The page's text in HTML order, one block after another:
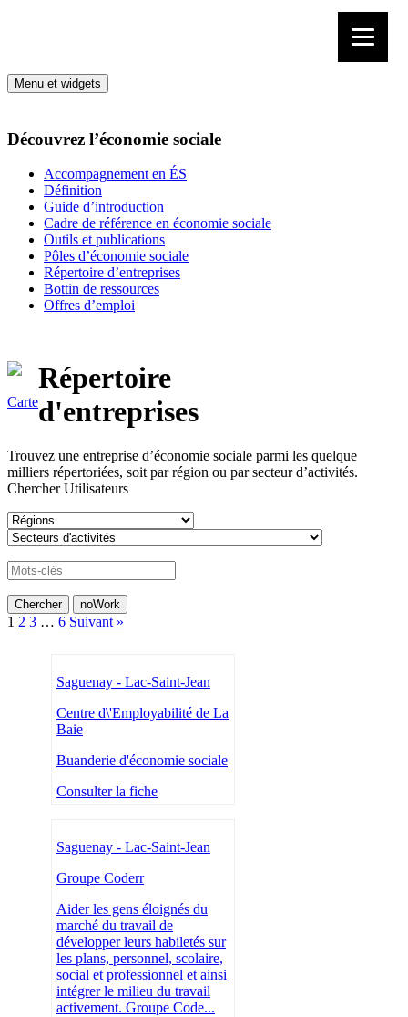
Menu et widgets
Découvrez l’économie sociale
Accompagnement en ÉS
Définition
Guide d’introduction
Cadre de référence en économie sociale
Outils et publications
Pôles d’économie sociale
Répertoire d’entreprises
Bottin de ressources
Offres d’emploi
Carte
Répertoire
d'entreprises
Trouvez une entreprise d’économie sociale parmi les quelque
milliers répertoriées, soit par région ou par secteur d’activités.
Chercher Utilisateurs
1 2 3 … 6 Suivant »
Saguenay - Lac-Saint-Jean
Centre d\'Employabilité de La
Baie
Buanderie d'économie sociale
Consulter la fiche
Saguenay - Lac-Saint-Jean
Groupe Coderr
Aider les gens éloignés du
marché du travail de
développer leurs habiletés sur
les plans, personnel, scolaire,
social et professionnel et ainsi
intégrer le milieu du travail
activement. Groupe Code...